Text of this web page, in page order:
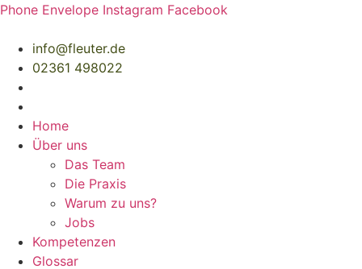
Zum
springen
Phone Envelope Instagram Facebook
info@fleuter.de
02361 498022
Home
Über uns
Das Team
Die Praxis
Warum zu uns?
Jobs
Kompetenzen
Glossar